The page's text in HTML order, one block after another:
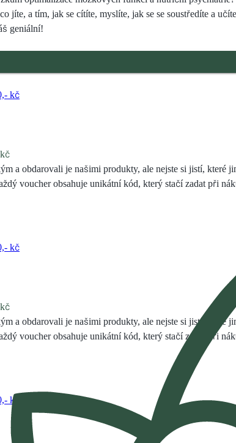
jíte, a tím, jak se cítíte, myslíte, jak se se soustředíte a
geniální!
a obdarovali je našimi produkty, ale nejste si jistí,
voucher obsahuje unikátní kód, který stačí zadat při
a obdarovali je našimi produkty, ale nejste si jistí,
voucher obsahuje unikátní kód, který stačí zadat při